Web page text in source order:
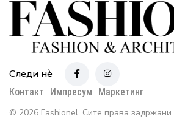
Следи нè
Контакт Импресум
Маркетинг
© 2026 Fashionel. Сите права задржани.